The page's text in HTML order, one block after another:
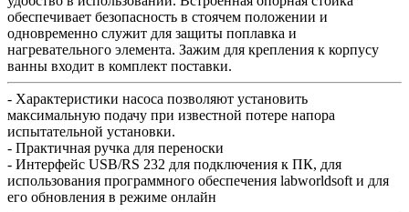
обеспечивает безопасность в стоячем положении и
одновременно служит для защиты поплавка и
нагревательного элемента. Зажим для крепления к корпусу
ванны входит в комплект поставки.
- Характеристики насоса позволяют установить
максимальную подачу при известной потере напора
испытательной установки.
- Практичная ручка для переноски
- Интерфейс USB/RS 232 для подключения к ПК, для
использования программного обеспечения labworldsoft и для
его обновления в режиме онлайн